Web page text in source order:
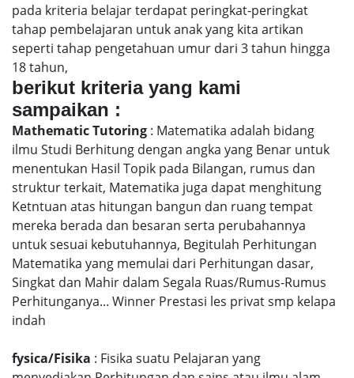
pada kriteria belajar terdapat peringkat-peringkat
tahap pembelajaran untuk anak yang kita artikan
seperti tahap pengetahuan umur dari 3 tahun hingga
18 tahun,
berikut kriteria yang kami
sampaikan :
Mathematic Tutoring : Matematika adalah bidang
ilmu Studi Berhitung dengan angka yang Benar untuk
menentukan Hasil Topik pada Bilangan, rumus dan
struktur terkait, Matematika juga dapat menghitung
Ketntuan atas hitungan bangun dan ruang tempat
mereka berada dan besaran serta perubahannya
untuk sesuai kebutuhannya, Begitulah Perhitungan
Matematika yang memulai dari Perhitungan dasar,
Singkat dan Mahir dalam Segala Ruas/Rumus-Rumus
Perhitunganya... Winner Prestasi les privat smp kelapa
indah
fysica/Fisika : Fisika suatu Pelajaran yang